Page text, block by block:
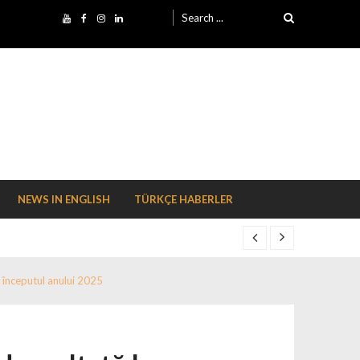
Search for:
NEWS IN ENGLISH TÜRKÇE HABERLER
anului 2025